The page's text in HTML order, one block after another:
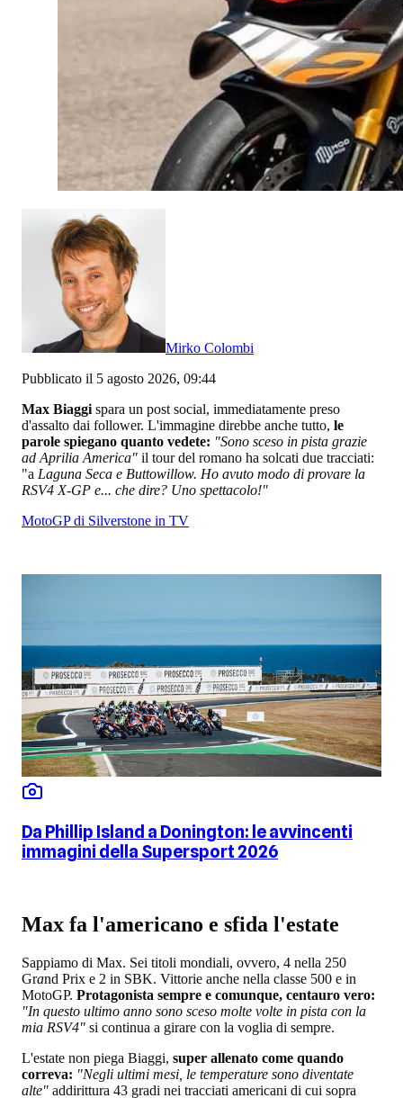
Mirko Colombi
Pubblicato il 5 agosto 2026, 09:44
Max Biaggi spara un post social, immediatamente preso
d'assalto dai follower. L'immagine direbbe anche tutto, le
parole spiegano quanto vedete: "Sono sceso in pista grazie
ad Aprilia America" il tour del romano ha solcati due tracciati:
"a Laguna Seca e Buttowillow. Ho avuto modo di provare la
RSV4 X-GP e... che dire? Uno spettacolo!"
MotoGP di Silverstone in TV
Da Phillip Island a Donington: le avvincenti
immagini della Supersport 2026
Max fa l'americano e sfida l'estate
Sappiamo di Max. Sei titoli mondiali, ovvero, 4 nella 250
Grand Prix e 2 in SBK. Vittorie anche nella classe 500 e in
MotoGP. Protagonista sempre e comunque, centauro vero:
"In questo ultimo anno sono sceso molte volte in pista con la
mia RSV4" si continua a girare con la voglia di sempre.
L'estate non piega Biaggi, super allenato come quando
correva: "Negli ultimi mesi, le temperature sono diventate
alte" addirittura 43 gradi nei tracciati americani di cui sopra